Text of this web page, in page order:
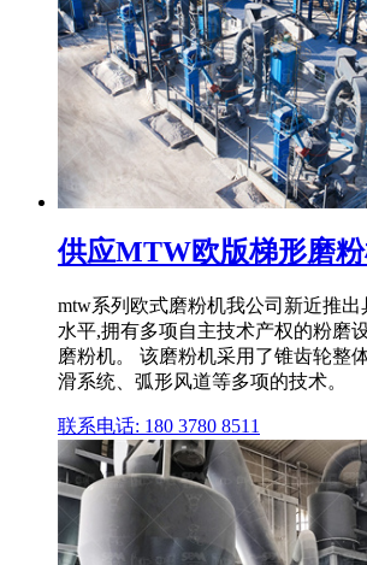
供应MTW欧版梯形磨
mtw系列欧式磨粉机我公司新近推
水平,拥有多项自主技术产权的粉磨
磨粉机。 该磨粉机采用了锥齿轮整
滑系统、弧形风道等多项的技术。
联系电话: 180 3780 8511